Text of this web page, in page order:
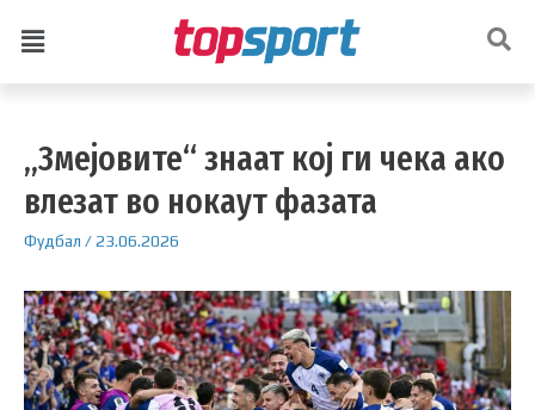
„Змејовите“ знаат кој ги чека ако
влезат во нокаут фазата
Фудбал /23.06.2026